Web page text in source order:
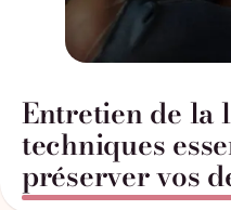
Entretien de la
techniques
préserver vos